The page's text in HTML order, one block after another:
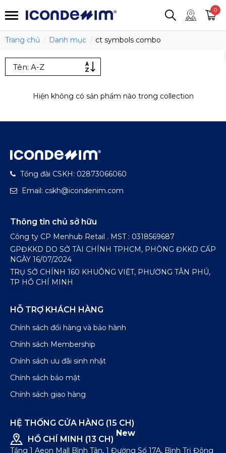
0
Trang chủ Danh mục ct symbols combo
Hiện không có sản phẩm nào trong collection
Tổng đài CSKH: 02873066060
Email: cskh@icondenim.com
Thông tin chủ sở hữu
Công ty CP Menhub Retail . MST : 0318569687
GPĐKKD DO SỞ TÀI CHÍNH TPHCM, PHÒNG ĐKKD CẤP
NGÀY 16/07/2024
TRỤ SỞ CHÍNH 160 KHUÔNG VIỆT, PHƯỜNG TÂN PHÚ,
TP HỒ CHÍ MINH
HỖ TRỢ KHÁCH HÀNG
Chính sách đổi hàng và bảo hành
Chính sách Membership
Chính sách ưu đãi sinh nhật
Chính sách bảo mật
Chính sách giao hàng
HỆ THỐNG CỬA HÀNG (15 CH)
HỒ CHÍ MINH (13 CH)
New
Tầng 1 Aeon Mall Bình Tân, 1 Đường Số 17A, Bình Trị Đông